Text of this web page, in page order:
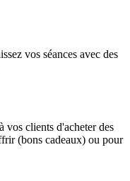
vos séances avec des
vos clients d'acheter des
(bons cadeaux) ou pour